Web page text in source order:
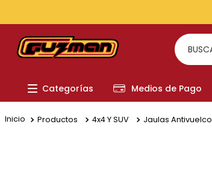
BUSCAR
Categorías Medios de Pago
Productos 4x4 Y SUV Jaulas Antivuelco